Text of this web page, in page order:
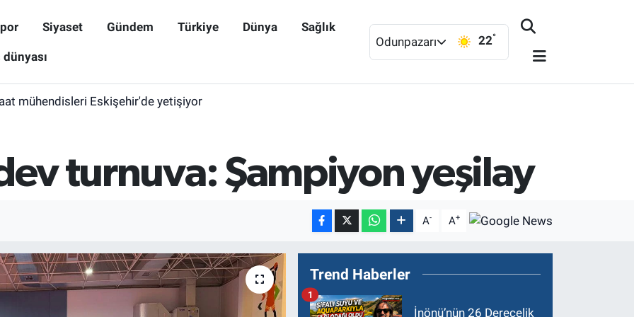
Siyaset Gündem Türkiye Dünya Sağlık
Odunpazarı 22°
mühendisleri Eskişehir'de yetişiyor
turnuva: Şampiyon yeşilay
A- A+
Trend Haberler
İnönü’nün 26 Derecelik
1